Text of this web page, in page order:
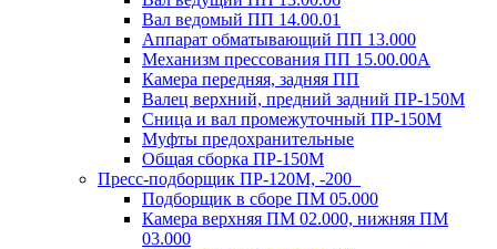
Вал ведомый ПП 14.00.01
Аппарат обматывающий ПП 13.000
Механизм прессования ПП 15.00.00А
Камера передняя, задняя ПП
Валец верхний, предний задний ПР-150М
Сница и вал промежуточный ПР-150М
Муфты предохранительные
Общая сборка ПР-150М
Пресс-подборщик ПР-120М, -200
Подборщик в сборе ПМ 05.000
Камера верхняя ПМ 02.000, нижняя ПМ
03.000